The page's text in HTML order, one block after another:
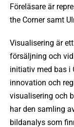
Föreläsare är
the Corner samt
Visualisering är
försäljning och
initiativ med bas i
innovation och
visualisering och
har den samling
bildanalys som